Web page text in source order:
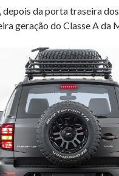
da porta traseira
geração do Classe A da